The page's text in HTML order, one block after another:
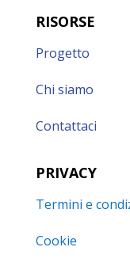
RISORSE
Progetto
Chi siamo
Contattaci
PRIVACY
Termini e
Cookie